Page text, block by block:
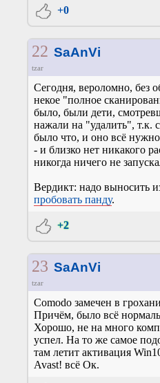
+0
22 SaAnVi
tzar
Сегодня, вероломно, без
некое "полное
было, были дети,
нажали на "удалить", т.к.
было что, и оно всё
- и близко нет никакого
никогда ничего не
Вердикт: надо выносить
пробовать панду.
+2
23 SaAnVi
tzar
Comodo замечен в
Причём, было всё
Хорошо, не на много
успел. На то же самое
там летит активация
Avast! всё Ок.